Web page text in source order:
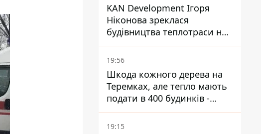
KAN Development Ігоря
Ніконова зреклася
будівництва теплотраси на
Теремках
19:56
Шкода кожного дерева на
Теремках, але тепло мають
подати в 400 будинків -
депутатка Київради
19:15